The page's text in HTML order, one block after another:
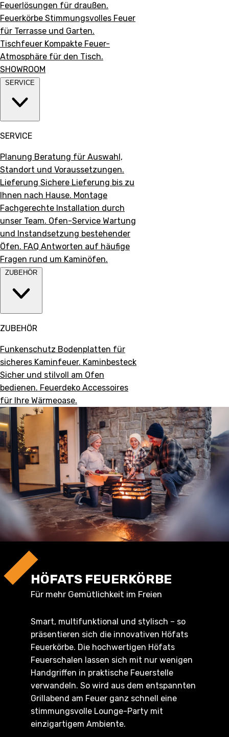
Feuerlösungen für draußen.
Feuerkörbe Stimmungsvolles Feuer
für Terrasse und Garten.
Tischfeuer Kompakte Feuer-
Atmosphäre für den Tisch.
SHOWROOM
SERVICE
SERVICE
Planung Beratung für Auswahl,
Standort und Voraussetzungen.
Lieferung Sichere Lieferung bis zu
Ihnen nach Hause. Montage
Fachgerechte Installation durch
unser Team. Ofen-Service Wartung
und Instandsetzung bestehender
Öfen. FAQ Antworten auf häufige
Fragen rund um Kaminöfen.
ZUBEHÖR
ZUBEHÖR
Funkenschutz Bodenplatten für
sicheres Kaminfeuer. Kaminbesteck
Sicher und stilvoll am Ofen
bedienen. Feuerdeko Accessoires
für Ihre Wärmeoase.
HÖFATS FEUERKÖRBE
Für mehr Gemütlichkeit im Freien
Smart, multifunktional und stylisch – so
präsentieren sich die innovativen Höfats
Feuerkörbe. Die hochwertigen Höfats
Feuerschalen lassen sich mit nur wenigen
Handgriffen in praktische Feuerstelle
verwandeln. So wird aus dem entspannten
Grillabend am Feuer ganz schnell eine
stimmungsvolle Lounge-Party mit
einzigartigem Ambiente.